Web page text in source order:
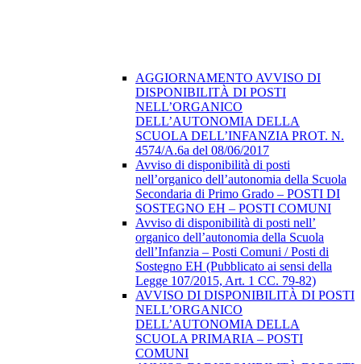
AGGIORNAMENTO AVVISO DI
DISPONIBILITÀ DI POSTI
NELL’ORGANICO
DELL’AUTONOMIA DELLA
SCUOLA DELL’INFANZIA PROT. N.
4574/A.6a del 08/06/2017
Avviso di disponibilità di posti
nell’organico dell’autonomia della Scuola
Secondaria di Primo Grado – POSTI DI
SOSTEGNO EH – POSTI COMUNI
Avviso di disponibilità di posti nell’
organico dell’autonomia della Scuola
dell’Infanzia – Posti Comuni / Posti di
Sostegno EH (Pubblicato ai sensi della
Legge 107/2015, Art. 1 CC. 79-82)
AVVISO DI DISPONIBILITÀ DI POSTI
NELL’ORGANICO
DELL’AUTONOMIA DELLA
SCUOLA PRIMARIA – POSTI
COMUNI